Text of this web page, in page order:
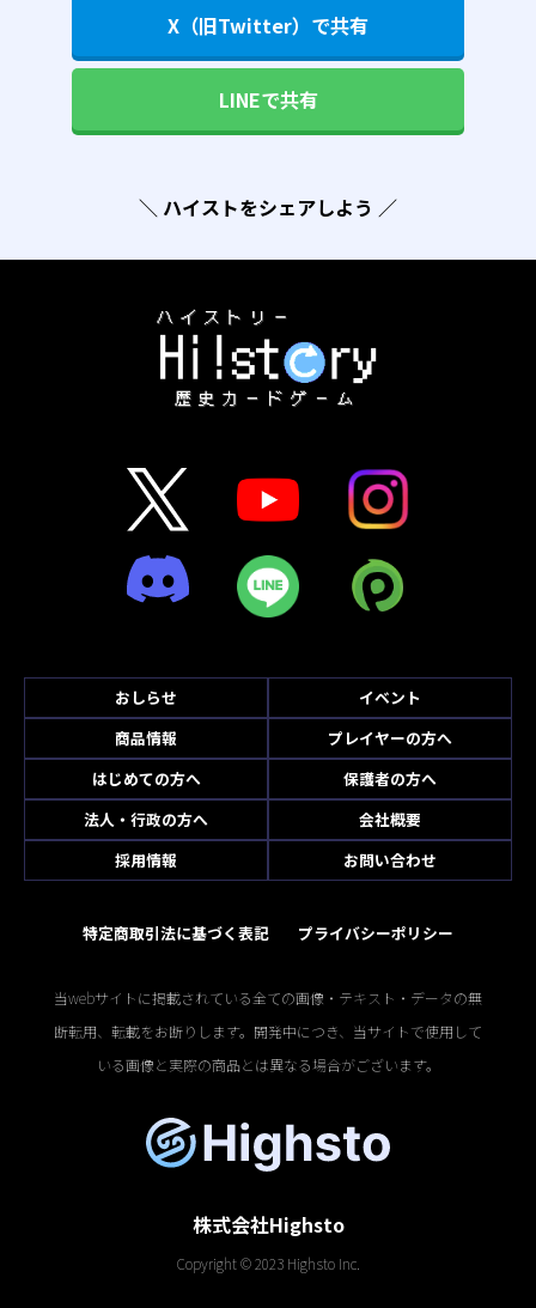
X（旧Twitter）で共有
LINEで共有
＼ ハイストをシェアしよう ／
おしらせ
イベント
商品情報
プレイヤーの方へ
はじめての方へ
保護者の方へ
法人・行政の方へ
会社概要
採用情報
お問い合わせ
特定商取引法に基づく表記 プライバシーポリシー
当webサイトに掲載されている全ての画像・テキスト・データの無
断転用、転載をお断りします。開発中につき、当サイトで使用して
いる画像と実際の商品とは異なる場合がございます。
株式会社Highsto
Copyright © 2023 Highsto Inc.